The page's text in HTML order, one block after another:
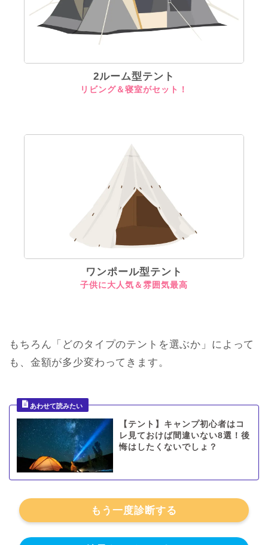
2ルーム型テント
リビング＆寝室がセット！
ワンポール型テント
子供に大人気＆雰囲気最高
もちろん「どのタイプのテントを選ぶか」によって
も、金額が多少変わってきます。
【テント】キャンプ初心者はコ
レ見ておけば間違いない8選！後
悔はしたくないでしょ？
もう一度診断する